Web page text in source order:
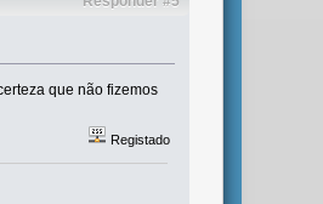
que não fizemos
Registado